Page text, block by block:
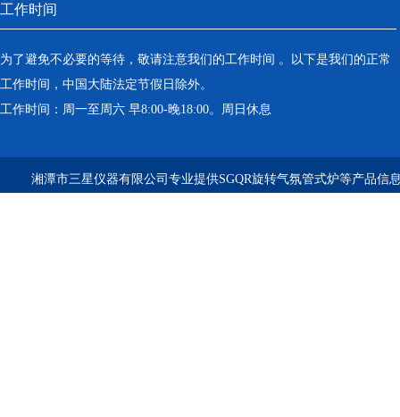
工作时间
为了避免不必要的等待，敬请注意我们的工作时间 。以下是我们的正常
工作时间，中国大陆法定节假日除外。
工作时间：周一至周六 早8:00-晚18:00。周日休息
湘潭市三星仪器有限公司专业提供SGQR旋转气氛管式炉等产品信